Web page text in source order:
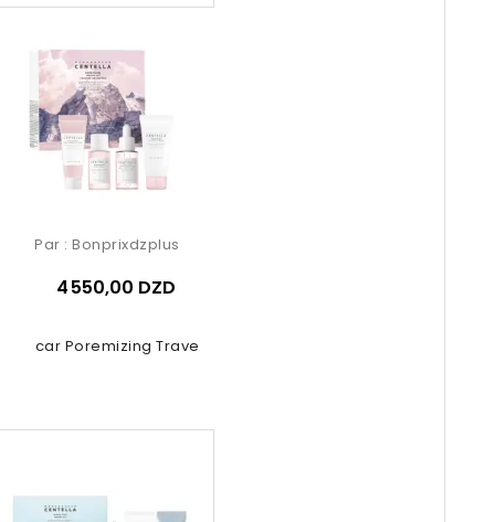
Poremizing Travel Kit 4 Pcs
Par : Bonprixdzplus
4 550,00 DZD